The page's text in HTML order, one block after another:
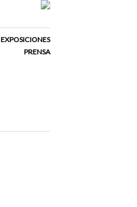
EXPOSICIONES
PRENSA